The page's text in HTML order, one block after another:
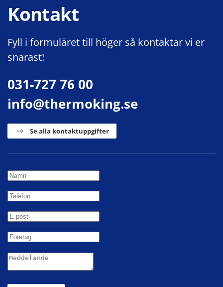
Kontakt
Fyll i formuläret till höger så kontaktar vi er
snarast!
031-727 76 00
info@thermoking.se
Se alla kontaktuppgifter